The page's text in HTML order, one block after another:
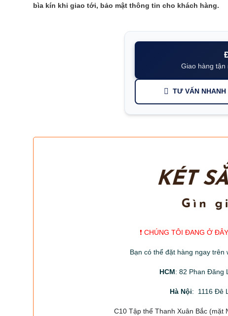
bìa kín khi giao tới, bảo mật thông tin cho khách hàng.
Giao hàng tận
TƯ VẤN NHANH
❗️ CHÚNG TÔI ĐANG Ở
Bạn có thể đặt hàng ngay trên
HCM: 82 Phan Đăng
Hà Nội: 1116 Đê
C10 Tập thể Thanh Xuân Bắc (mặt